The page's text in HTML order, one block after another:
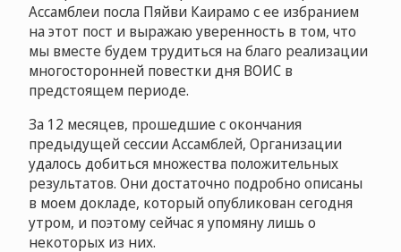
Ассамблеи посла Пяйви Каирамо с ее избранием
на этот пост и выражаю уверенность в том, что
мы вместе будем трудиться на благо реализации
многосторонней повестки дня ВОИС в
предстоящем периоде.
За 12 месяцев, прошедшие с окончания
предыдущей сессии Ассамблей, Организации
удалось добиться множества положительных
результатов. Они достаточно подробно описаны
в моем докладе, который опубликован сегодня
утром, и поэтому сейчас я упомяну лишь о
некоторых из них.